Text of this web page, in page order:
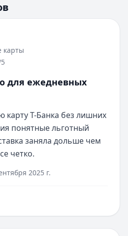
карты
для ежедневных
карту Т-Банка без лишних
понятные льготный
заняла дольше чем
четко.
2025 г.